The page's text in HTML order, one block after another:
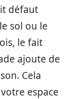
défaut
sol ou le
le fait
ajoute de
Cela
espace